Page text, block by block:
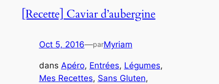
[Recette] Caviar d’aubergine
Oct 5, 2016—parMyriam
dans Apéro, Entrées, Légumes
Mes Recettes, Sans Gluten